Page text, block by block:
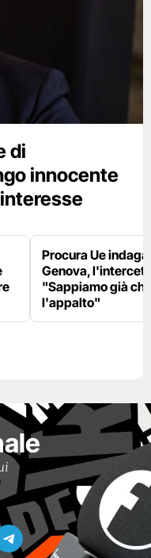
di
innocente
Procura Ue
Genova,
"Sappiamo già
l'appalto"